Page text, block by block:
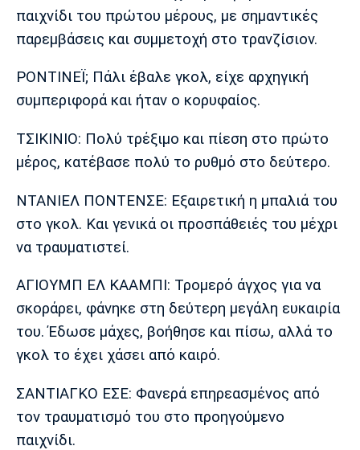
Πόρτο Μπενφίκα
παιχνίδι του πρώτου μέρους, με σημαντικές
παρεμβάσεις και συμμετοχή στο τρανζίσιον.
ΡΟΝΤΙΝΕΪ; Πάλι έβαλε γκολ, είχε αρχηγική
συμπεριφορά και ήταν ο κορυφαίος.
ΤΣΙΚΙΝΙΟ: Πολύ τρέξιμο και πίεση στο πρώτο
μέρος, κατέβασε πολύ το ρυθμό στο δεύτερο.
ΝΤΑΝΙΕΛ ΠΟΝΤΕΝΣΕ: Εξαιρετική η μπαλιά του
στο γκολ. Και γενικά οι προσπάθειές του μέχρι
να τραυματιστεί.
ΑΓΙΟΥΜΠ ΕΛ ΚΑΑΜΠΙ: Τρομερό άγχος για να
σκοράρει, φάνηκε στη δεύτερη μεγάλη ευκαιρία
του. Έδωσε μάχες, βοήθησε και πίσω, αλλά το
γκολ το έχει χάσει από καιρό.
ΣΑΝΤΙΑΓΚΟ ΕΣΕ: Φανερά επηρεασμένος από
τον τραυματισμό του στο προηγούμενο
παιχνίδι.